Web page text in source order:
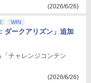
(2026/6/26)
WIN
ダークアリズン」追加
チャレンジコンテン
(2026/6/26)